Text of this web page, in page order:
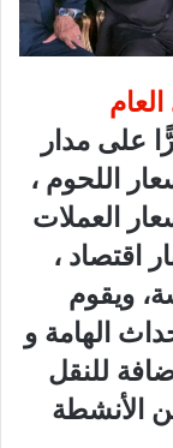
العام
على مدار
اللحوم ،
العملات
اقتصاد ،
ويقوم
الهامة و
للنقل
الأنشطة